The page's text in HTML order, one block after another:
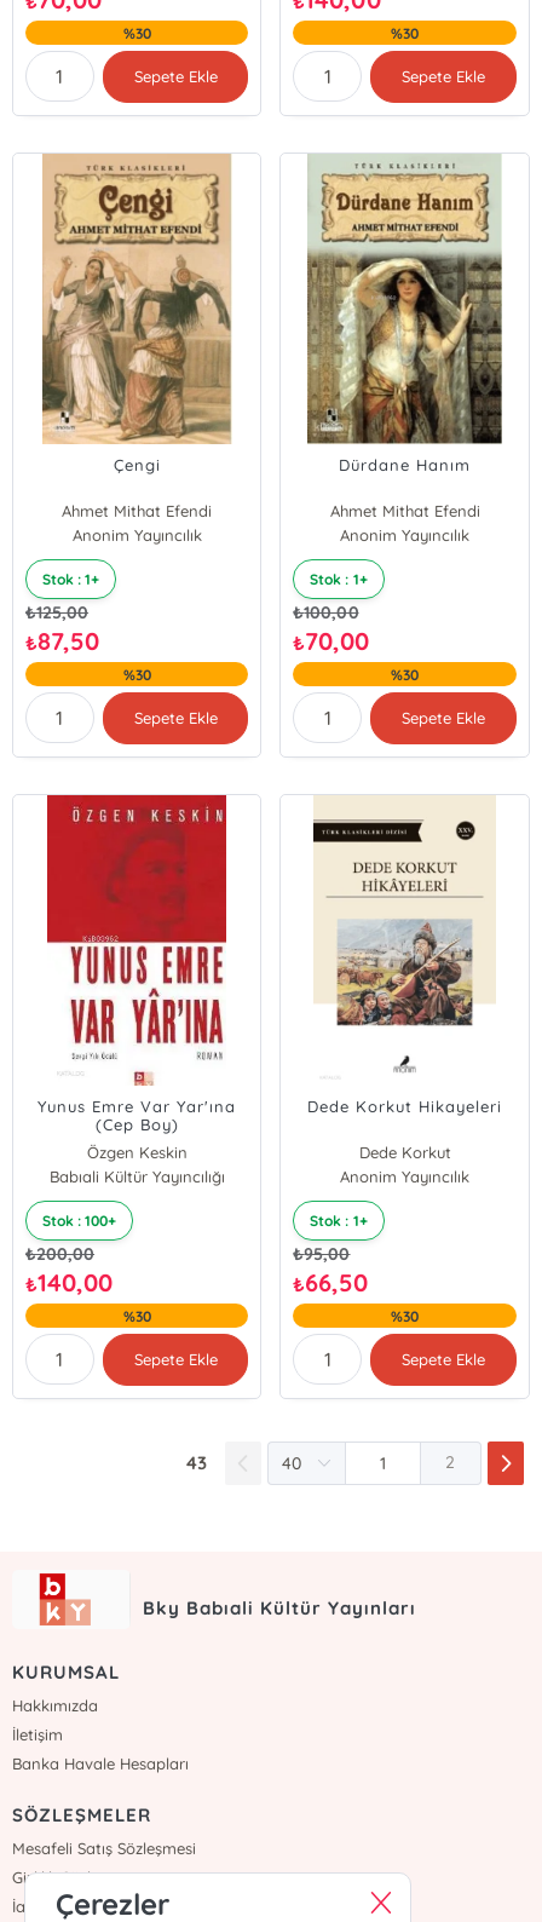
%30
Sepete Ekle
%30
Sepete Ekle
Çengi
Ahmet Mithat Efendi
Anonim Yayıncılık
Stok : 1+
₺125,00
₺87,50
%30
Sepete Ekle
Dürdane Hanım
Ahmet Mithat Efendi
Anonim Yayıncılık
Stok : 1+
₺100,00
₺70,00
%30
Sepete Ekle
Yunus Emre Var Yar'ına
(Cep Boy)
Özgen Keskin
Babıali Kültür Yayıncılığı
Stok : 100+
₺200,00
₺140,00
%30
Sepete Ekle
Dede Korkut Hikayeleri
Dede Korkut
Anonim Yayıncılık
Stok : 1+
₺95,00
₺66,50
%30
Sepete Ekle
43 2
Bky Babıali Kültür Yayınları
KURUMSAL
Hakkımızda
İletişim
Banka Havale Hesapları
SÖZLEŞMELER
Mesafeli Satış Sözleşmesi
Gizlilik Sözleşmesi
İade ve Teslimat
Çerezler